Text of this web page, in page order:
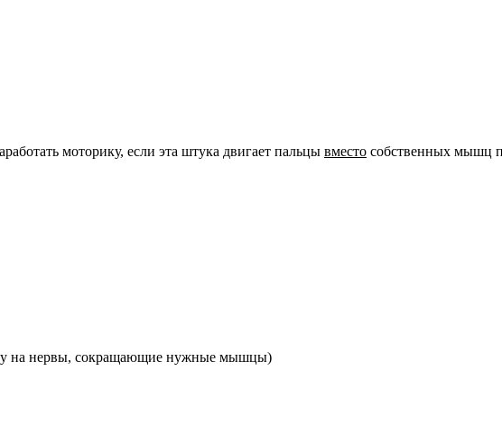
моторику, если эта штука двигает пальцы вместо собственных мышц
на нервы, сокращающие нужные мышцы)